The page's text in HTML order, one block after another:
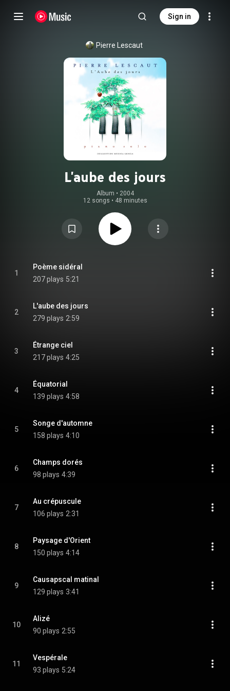
Sign in
Pierre Lescaut
L'aube des jours
Album • 2004
12 songs • 48 minutes
1
Poème sidéral
207 plays 5:21
2
L'aube des jours
279 plays 2:59
3
Étrange ciel
217 plays 4:25
4
Équatorial
139 plays 4:58
5
Songe d'automne
158 plays 4:10
6
Champs dorés
98 plays 4:39
7
Au crépuscule
106 plays 2:31
8
Paysage d'Orient
150 plays 4:14
9
Causapscal matinal
129 plays 3:41
10
Alizé
90 plays 2:55
11
Vespérale
93 plays 5:24